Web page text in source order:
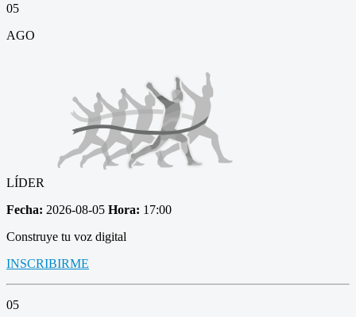
05
AGO
LÍDER
Fecha: 2026-08-05 Hora: 17:00
Construye tu voz digital
INSCRIBIRME
05